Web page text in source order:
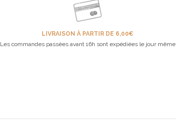
LIVRAISON À PARTIR DE 6,00€
Les commandes passées avant 16h sont expédiées le jour même